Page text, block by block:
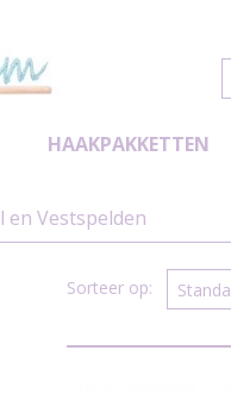
HAAKPAKKETTEN
en Vestspelden
Sorteer op: